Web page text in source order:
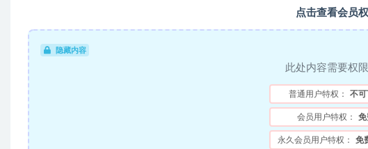
点击查看会员
隐藏内容
此处内容需要权
普通用户特权： 不
会员用户特权： 免
永久会员用户特权： 免